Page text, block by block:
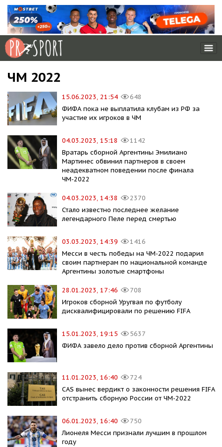
ЧМ 2022
15.06.2023, 21:54
648
ФИФА пока не выплатила клубам из РФ за
участие их игроков в ЧМ
04.03.2023, 15:18
1142
Вратарь сборной Аргентины Эмилиано
Мартинес обвинил партнеров в своем
неадекватном поведении после финала
ЧМ-2022
04.03.2023, 14:38
2370
Стало известно последнее желание
легендарного Пеле перед смертью
03.03.2023, 14:39
1416
Месси в честь победы на ЧМ-2022 подарил
своим партнерам по национальной команде
Аргентины золотые смартфоны
28.01.2023, 17:46
708
Игроков сборной Уругвая по футболу
дисквалифицировали по решению FIFA
15.01.2023, 19:15
5637
ФИФА завело дело против сборной Аргентины
11.01.2023, 16:40
724
CAS вынес вердикт о законности решения FIFA
отстранить сборную России от ЧМ-2022
06.01.2023, 16:40
750
Лионеля Месси признали лучшим в прошлом
году